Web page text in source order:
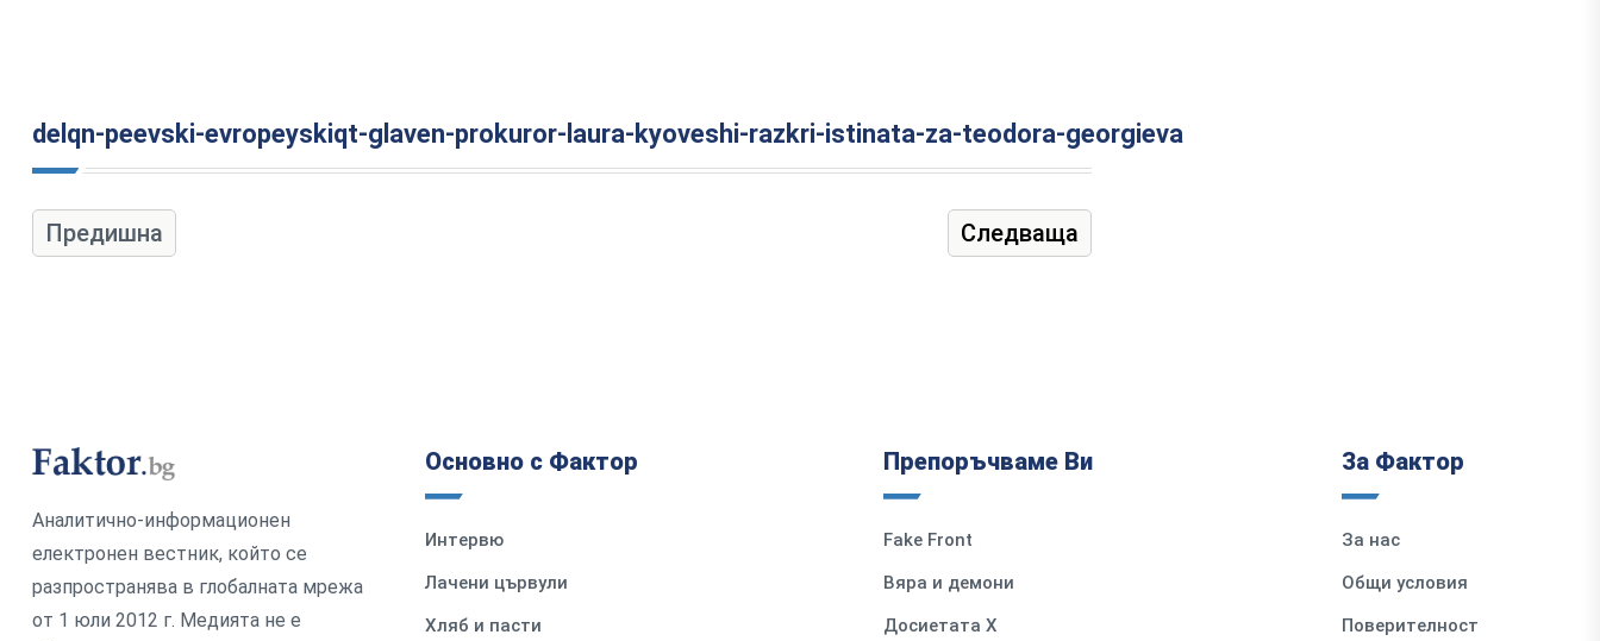
delqn-peevski-evropeyskiqt-glaven-prokuror-laura-kyoveshi-razkri-istinata-za-teodora-georgieva
Предишна Следваща
Аналитично-информационен
електронен вестник, който се
разпространява в глобалната мрежа
от 1 юли 2012 г. Медията не е
Основно с Фактор
Интервю
Лачени цървули
Хляб и пасти
Препоръчваме Ви
Fake Front
Вяра и демони
Досиетата Х
За Фактор
За нас
Общи условия
Поверителност